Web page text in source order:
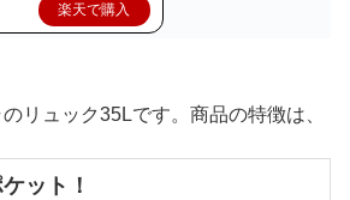
楽天で購入
リュック35Lです。商品の特徴は、
ット！